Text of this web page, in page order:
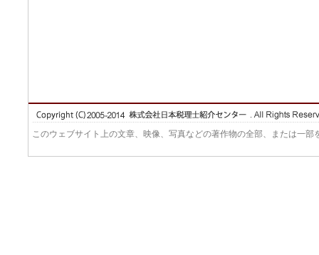
このウェブサイト上の文章、映像、写真などの著作物の全部、または一